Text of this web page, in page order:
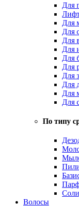
Для
Для
Для
Для
Для
Для
Для
Для
Для
Для
Для
По типу
Волосы